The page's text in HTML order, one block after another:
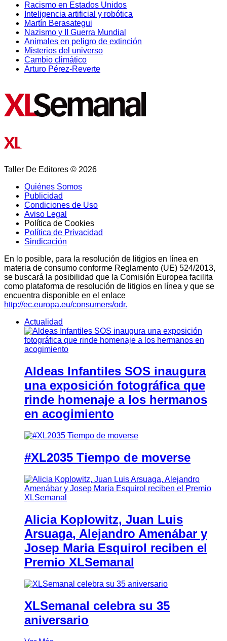
Racismo en Estados Unidos
Inteligencia artificial y robótica
Martín Berasategui
Nazismo y II Guerra Mundial
Animales en peligro de extinción
Misterios del universo
Cambio climático
Arturo Pérez-Reverte
Taller De Editores © 2026
Quiénes Somos
Publicidad
Condiciones de Uso
Aviso Legal
Política de Cookies
Política de Privacidad
Sindicación
En lo posible, para la resolución de litigios en línea en
materia de consumo conforme Reglamento (UE) 524/2013,
se buscará la posibilidad que la Comisión Europea facilita
como plataforma de resolución de litigios en línea y que se
encuentra disponible en el enlace
http://ec.europa.eu/consumers/odr.
Actualidad
Aldeas Infantiles SOS inaugura
una exposición fotográfica que
rinde homenaje a los hermanos
en acogimiento
#XL2035 Tiempo de moverse
Alicia Koplowitz, Juan Luis
Arsuaga, Alejandro Amenábar y
Josep Maria Esquirol reciben el
Premio XLSemanal
XLSemanal celebra su 35
aniversario